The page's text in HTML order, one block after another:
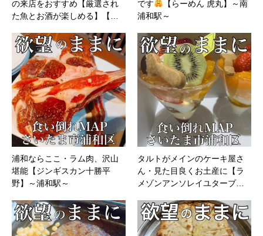
の来店をおすすめ【厳選され
た魚とお酒が楽しめる】【…
です
【らーめん 虎丸】～南
浦和駅～
浦和ならここ・ラム肉、沢山
堪能【ジンギスカン十勝平
野】～浦和駅～
タルトがメインのケーキ屋さ
ん・見た目良くお土産に【ラ
メゾンアンソレイユターブ…